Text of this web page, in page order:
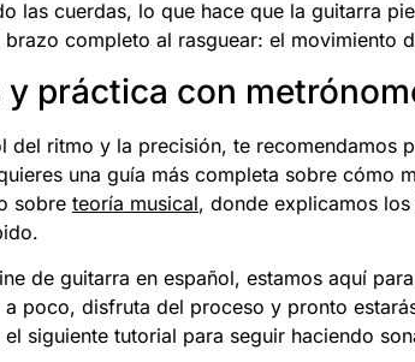
las cuerdas, lo que hace que la guitarra
completo al rasguear: el movimiento
práctica con
del ritmo y la precisión, te recomendamos
una guía más completa sobre cómo
sobre teoría musical, donde explicamos
de guitarra en español, estamos aquí
poco, disfruta del proceso y pronto
siguiente tutorial para seguir haciendo